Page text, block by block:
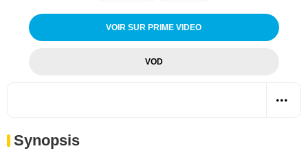
VOIR SUR PRIME VIDEO
VOD
Synopsis